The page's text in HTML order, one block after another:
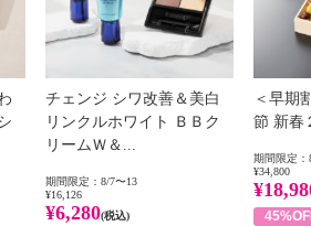
チェンジ シワ改善＆美白
リンクルホワイト ＢＢク
リームＷ＆...
期間限定：8/7〜13
¥16,126
¥6,280(税込)
＜早期
節 新春
期間限定：
¥34,800